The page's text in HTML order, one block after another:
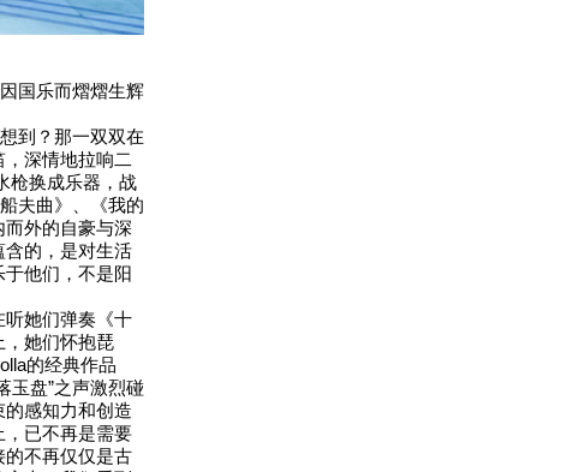
国乐而熠熠生辉
到？那一双双在
深情地拉响二
枪换成乐器，战
夫曲》、《我的
外的自豪与深
的，是对生活
他们，不是阳
听她们弹奏《十
，她们怀抱琵
的经典作品
玉盘”之声激烈碰
感知力和创造
，已不再是需要
不再仅仅是古